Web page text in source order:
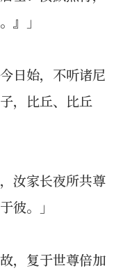
』」
日始，不听诸尼
，比丘、比丘
汝家长夜所共尊
彼。」
，复于世尊倍加